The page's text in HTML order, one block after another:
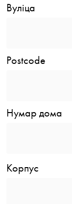
Вуліца
Postcode
Нумар дома
Корпус